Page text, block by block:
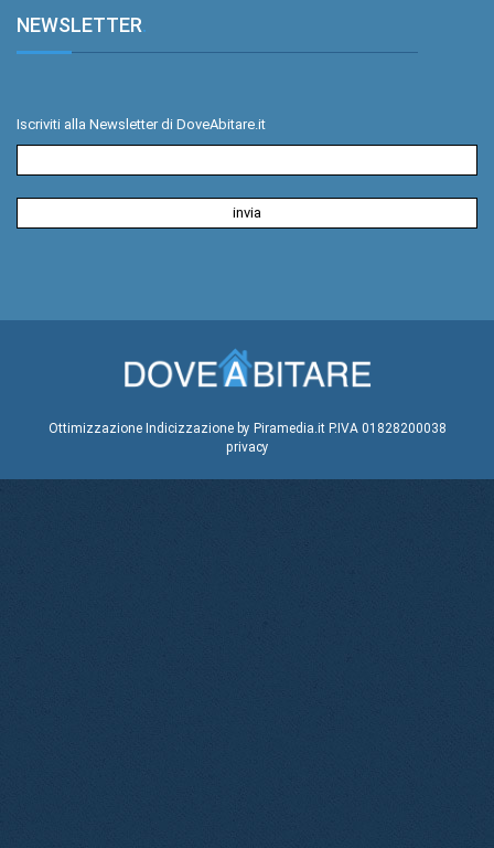
NEWSLETTER.
Iscriviti alla Newsletter di DoveAbitare.it
Ottimizzazione Indicizzazione by Piramedia.itP.IVA 01828200038
privacy